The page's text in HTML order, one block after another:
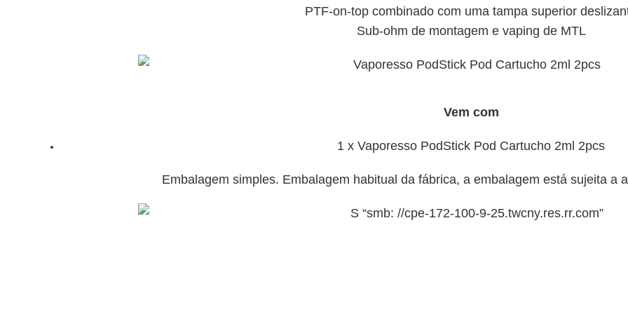
PTF-on-top combinado com uma tampa superior
Sub-ohm de montagem e vaping de MTL
Vem com
1 x Vaporesso PodStick Pod Cartucho 2ml 2pcs
Embalagem simples. Embalagem habitual da fábrica, a embalagem está sujeita a